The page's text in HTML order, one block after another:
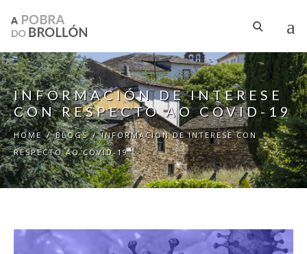
INFORMACIÓN DE INTERESE
CON RESPECTO AO COVID-19
HOME / BLOGS / INFORMACIÓN DE INTERESE CON
RESPECTO AO COVID-19